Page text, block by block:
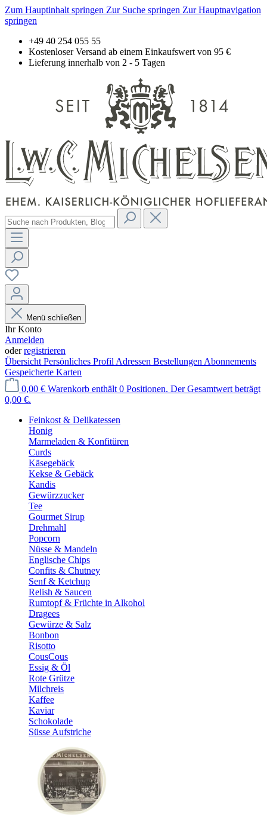
Zum Hauptinhalt springen Zur Suche springen Zur Hauptnavigation
springen
+49 40 254 055 55
Kostenloser Versand ab einem Einkaufswert von 95 €
Lieferung innerhalb von 2 - 5 Tagen
Menü schließen
Ihr Konto
Anmelden
oderregistrieren
Übersicht Persönliches Profil Adressen Bestellungen Abonnements
Gespeicherte Karten
0,00 € Warenkorb enthält 0 Positionen. Der Gesamtwert beträgt
0,00 €.
Feinkost & Delikatessen
Honig
Marmeladen & Konfitüren
Curds
Käsegebäck
Kekse & Gebäck
Kandis
Gewürzzucker
Tee
Gourmet Sirup
Drehmahl
Popcorn
Nüsse & Mandeln
Englische Chips
Confits & Chutney
Senf & Ketchup
Relish & Saucen
Rumtopf & Früchte in Alkohol
Dragees
Gewürze & Salz
Bonbon
Risotto
CousCous
Essig & Öl
Rote Grütze
Milchreis
Kaffee
Kaviar
Schokolade
Süsse Aufstriche